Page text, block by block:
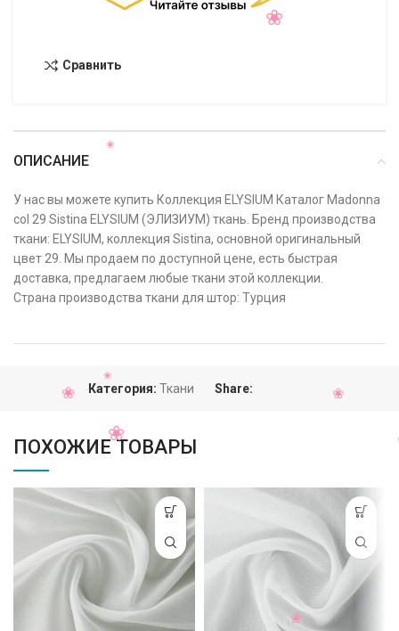
Сравнить
ОПИСАНИЕ
У нас вы можете купить Коллекция ELYSIUM Каталог Madonna
col 29 Sistina ELYSIUM (ЭЛИЗИУМ) ткань. Бренд производства
ткани: ELYSIUM, коллекция Sistina, основной оригинальный
цвет 29. Мы продаем по доступной цене, есть быстрая
доставка, предлагаем любые ткани этой коллекции.
Страна производства ткани для штор: Турция
Категория: Ткани Share:
ПОХОЖИЕ ТОВАРЫ